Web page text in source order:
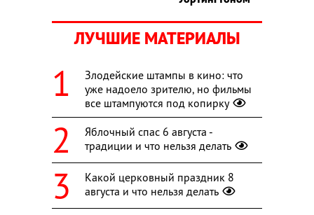
ЛУЧШИЕ МАТЕРИАЛЫ
Злодейские штампы в кино: что
уже надоело зрителю, но фильмы
все штампуются под копирку
Яблочный спас 6 августа -
традиции и что нельзя делать
Какой церковный праздник 8
августа и что нельзя делать